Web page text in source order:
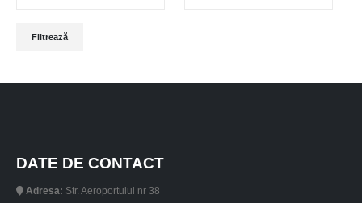
minim
maxim
Filtrează
DATE DE CONTACT
Adresa: Str. Aeroportului nr 38